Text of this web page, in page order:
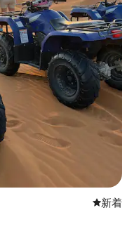
新しい宿
新着